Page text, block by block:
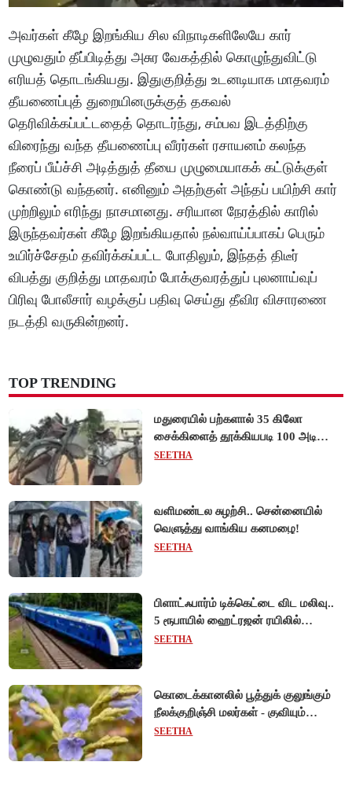
அவர்கள் கீழே இறங்கிய சில விநாடிகளிலேயே கார்
முழுவதும் தீப்பிடித்து அசுர வேகத்தில் கொழுந்துவிட்டு
எரியத் தொடங்கியது. இதுகுறித்து உடனடியாக மாதவரம்
தீயணைப்புத் துறையினருக்குத் தகவல்
தெரிவிக்கப்பட்டதைத் தொடர்ந்து, சம்பவ இடத்திற்கு
விரைந்து வந்த தீயணைப்பு வீரர்கள் ரசாயனம் கலந்த
நீரைப் பீய்ச்சி அடித்துத் தீயை முழுமையாகக் கட்டுக்குள்
கொண்டு வந்தனர். எனினும் அதற்குள் அந்தப் பயிற்சி கார்
முற்றிலும் எரிந்து நாசமானது. சரியான நேரத்தில் காரில்
இருந்தவர்கள் கீழே இறங்கியதால் நல்வாய்ப்பாகப் பெரும்
உயிர்ச்சேதம் தவிர்க்கப்பட்ட போதிலும், இந்தத் திடீர்
விபத்து குறித்து மாதவரம் போக்குவரத்துப் புலனாய்வுப்
பிரிவு போலீசார் வழக்குப் பதிவு செய்து தீவிர விசாரணை
நடத்தி வருகின்றனர்.
TOP TRENDING
மதுரையில் பற்களால் 35 கிலோ
சைக்கிளைத் தூக்கியபடி 100 அடி
நடந்து சென்று முன்னாள் ராணுவ வீரர்
SEETHA
வளிமண்டல சுழற்சி.. சென்னையில்
வெளுத்து வாங்கிய கனமழை!
SEETHA
பிளாட்ஃபார்ம் டிக்கெட்டை விட மலிவு..
5 ரூபாயில் ஹைட்ரஜன் ரயிலில்
பயணிக்கலாம்!
SEETHA
கொடைக்கானலில் பூத்துக் குலுங்கும்
நீலக்குறிஞ்சி மலர்கள் - குவியும்
சுற்றுலாப் பயணிகள்!
SEETHA